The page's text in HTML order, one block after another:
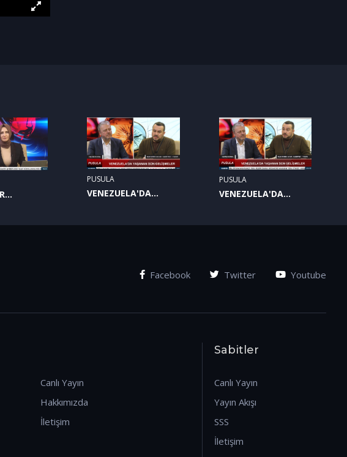
PUSULA
VENEZUELA'DA
PUSULA
VENEZUELA'DA
Facebook Twitter Youtube
Canlı Yayın
Hakkımızda
İletişim
Sabitler
Canlı Yayın
Yayın Akışı
SSS
İletişim